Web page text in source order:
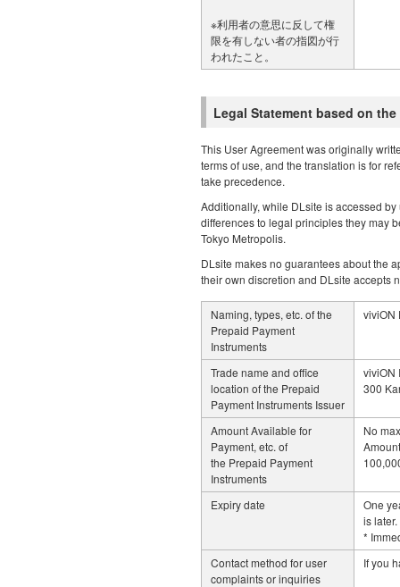
※利用者の意思に反して権
限を有しない者の指図が行
われたこと。
Legal Statement based on
This User Agreement was originally
terms of use, and the translation is for
take precedence.
Additionally, while DLsite is accessed
differences to legal principles they may
Tokyo Metropolis.
DLsite makes no guarantees about the
their own discretion and DLsite accepts
Naming, types, etc. of the
Prepaid Payment
Instruments
viviON
Trade name and office
location of the Prepaid
Payment Instruments Issuer
viviON
300
Amount Available for
Payment, etc. of
the Prepaid Payment
Instruments
No
Expiry date
One
is later.
*
Contact method for user
complaints or inquiries
If you